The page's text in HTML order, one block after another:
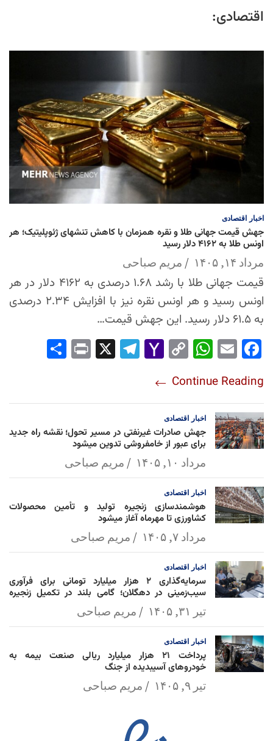
اقتصادی:
اخبار اقتصادی
جهش قیمت جهانی طلا و نقره همزمان با کاهش تنشهای ژئوپلیتیک؛ هر
اونس طلا به ۴۱۶۲ دلار رسید
مرداد ۱۴, ۱۴۰۵ مریم صباحی
قیمت جهانی طلا با رشد ۱.۶۸ درصدی به ۴۱۶۲ دلار در هر
اونس رسید و هر اونس نقره نیز با افزایش ۲.۳۴ درصدی
به ۶۱.۵ دلار رسید. این جهش قیمت…
Fac
ok
Em
Wh
Ap
p
Co
Lin
k
Yah
l
Tel
Pri
Continue Reading
اخبار اقتصادی
جهش صادرات غیرنفتی در مسیر تحول؛ نقشه راه جدید
برای عبور از خامفروشی تدوین میشود
مرداد ۱۰, ۱۴۰۵ مریم صباحی
اخبار اقتصادی
هوشمندسازی زنجیره تولید و تأمین محصولات
کشاورزی تا مهرماه آغاز میشود
مرداد ۷, ۱۴۰۵ مریم صباحی
اخبار اقتصادی
سرمایه‌گذاری ۲ هزار میلیارد تومانی برای فرآوری
سیب‌زمینی در دهگلان؛ گامی بلند در تکمیل زنجیره
ارزش کشاورزیتیر ۳۱, ۱۴۰۵ مریم صباحی
اخبار اقتصادی
پرداخت ۲۱ هزار میلیارد ریالی صنعت بیمه به
خودروهای آسیبدیده از جنگ
تیر ۹, ۱۴۰۵ مریم صباحی